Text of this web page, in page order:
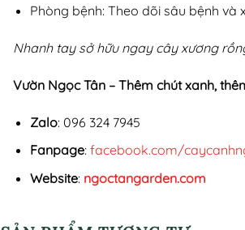
Phòng bệnh: Theo dõi sâu bệnh và
Nhanh tay sở hữu ngay cây xương
Vườn Ngọc Tân – Thêm chút xanh,
Zalo: 096 324 7945
Fanpage: facebook.com/
Website: ngoctangarden.com